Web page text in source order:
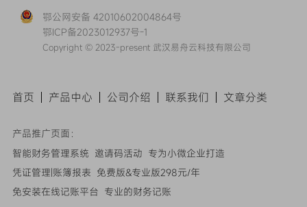
鄂公网安备 42010602004864号
鄂ICP备2023012937号-1
Copyright © 2023-present 武汉易舟云科技有限公司
首页 产品中心 公司介绍 联系我们 文章分类
产品推广页面：
智能财务管理系统 邀请码活动 专为小微企业打造
凭证管理|账簿报表 免费版&专业版298元/年
免安装在线记账平台 专业的财务记账